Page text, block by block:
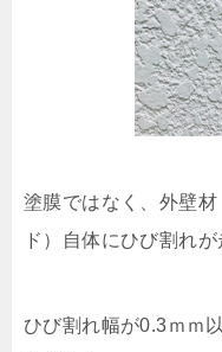
塗膜ではなく、外壁
ド）自体にひび割れが
ひび割れ幅が0.3ｍｍ